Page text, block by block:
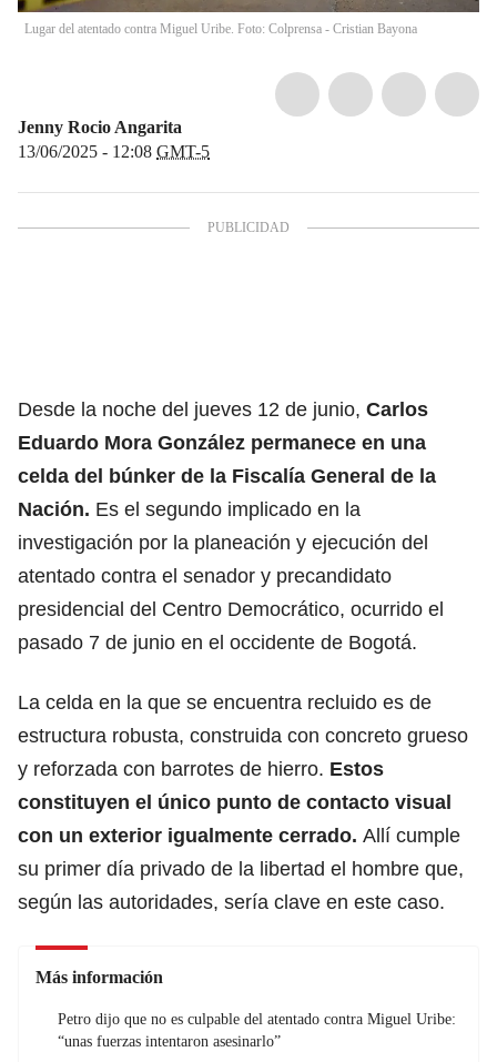
Lugar del atentado contra Miguel Uribe. Foto: Colprensa - Cristian Bayona
Jenny Rocio Angarita
13/06/2025 - 12:08 GMT-5
Desde la noche del jueves 12 de junio, Carlos
Eduardo Mora González permanece en una
celda del búnker de la Fiscalía General de la
Nación. Es el segundo implicado en la
investigación por la planeación y ejecución del
atentado contra el senador y precandidato
presidencial del Centro Democrático, ocurrido el
pasado 7 de junio en el occidente de Bogotá.
La celda en la que se encuentra recluido es de
estructura robusta, construida con concreto grueso
y reforzada con barrotes de hierro. Estos
constituyen el único punto de contacto visual
con un exterior igualmente cerrado. Allí cumple
su primer día privado de la libertad el hombre que,
según las autoridades, sería clave en este caso.
Más información
Petro dijo que no es culpable del atentado contra Miguel Uribe:
“unas fuerzas intentaron asesinarlo”